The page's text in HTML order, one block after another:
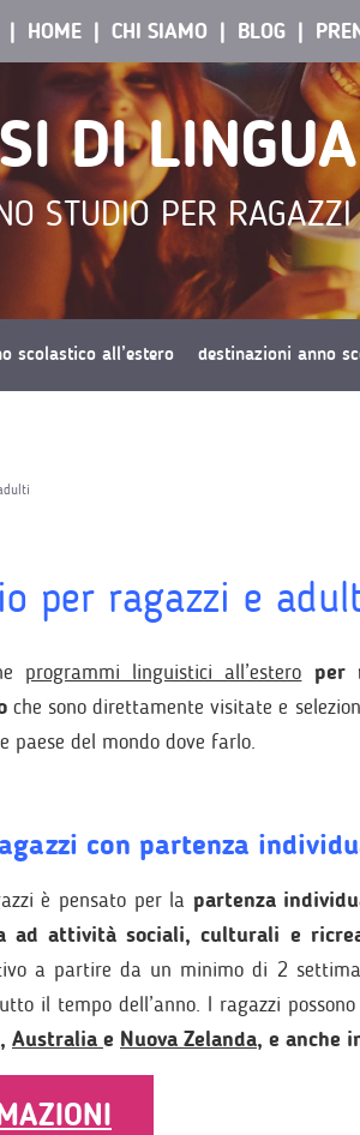
BLOG
CHI SIAMO
HOME
DI
STUDIO PER
scolastico all’estero destinazioni anno
per ragazzi e
programmi linguistici all’estero per
che sonodirettamente visitate e
paese del mondo dove farlo.
con partenza
è pensato per la partenza
ad attività sociali, culturali e
a partire da un minimo di 2
il tempo dell’anno. I ragazzi
, Australia e Nuova Zelanda, e anche